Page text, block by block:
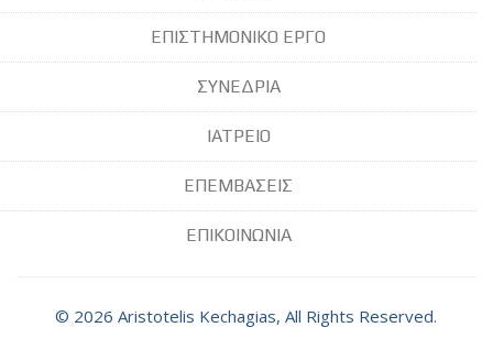
ΕΠΙΣΤΗΜΟΝΙΚΟ ΕΡΓΟ
ΣΥΝΕΔΡΙΑ
ΙΑΤΡΕΙΟ
ΕΠΕΜΒΑΣΕΙΣ
ΕΠΙΚΟΙΝΩΝΙΑ
© 2026 Aristotelis Kechagias, All Rights Reserved.